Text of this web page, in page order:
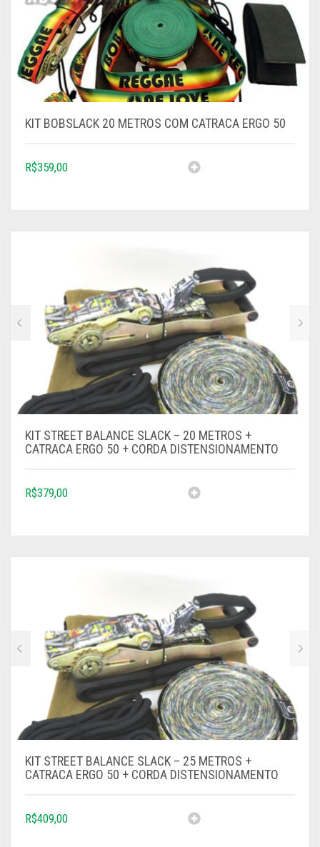
KIT BOBSLACK 20 METROS COM CATRACA ERGO 50
R$359,00
KIT STREET BALANCE SLACK – 20 METROS +
CATRACA ERGO 50 + CORDA DISTENSIONAMENTO
R$379,00
KIT STREET BALANCE SLACK – 25 METROS +
CATRACA ERGO 50 + CORDA DISTENSIONAMENTO
R$409,00